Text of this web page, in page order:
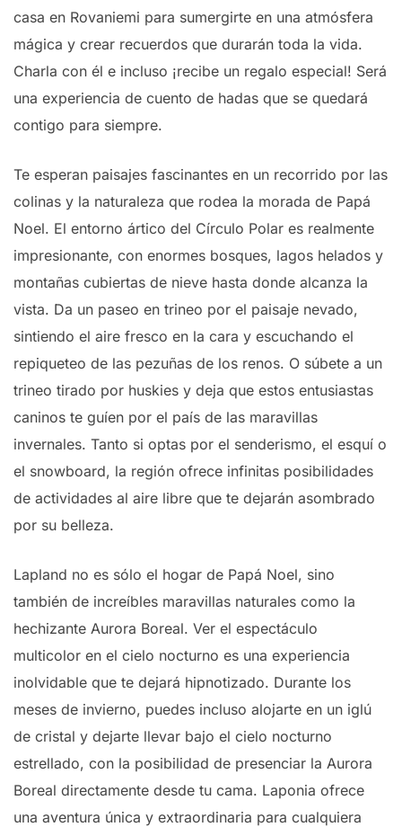
casa en Rovaniemi para sumergirte en una atmósfera
mágica y crear recuerdos que durarán toda la vida.
Charla con él e incluso ¡recibe un regalo especial! Será
una experiencia de cuento de hadas que se quedará
contigo para siempre.
Te esperan paisajes fascinantes en un recorrido por las
colinas y la naturaleza que rodea la morada de Papá
Noel. El entorno ártico del Círculo Polar es realmente
impresionante, con enormes bosques, lagos helados y
montañas cubiertas de nieve hasta donde alcanza la
vista. Da un paseo en trineo por el paisaje nevado,
sintiendo el aire fresco en la cara y escuchando el
repiqueteo de las pezuñas de los renos. O súbete a un
trineo tirado por huskies y deja que estos entusiastas
caninos te guíen por el país de las maravillas
invernales. Tanto si optas por el senderismo, el esquí o
el snowboard, la región ofrece infinitas posibilidades
de actividades al aire libre que te dejarán asombrado
por su belleza.
Lapland no es sólo el hogar de Papá Noel, sino
también de increíbles maravillas naturales como la
hechizante Aurora Boreal. Ver el espectáculo
multicolor en el cielo nocturno es una experiencia
inolvidable que te dejará hipnotizado. Durante los
meses de invierno, puedes incluso alojarte en un iglú
de cristal y dejarte llevar bajo el cielo nocturno
estrellado, con la posibilidad de presenciar la Aurora
Boreal directamente desde tu cama. Laponia ofrece
una aventura única y extraordinaria para cualquiera